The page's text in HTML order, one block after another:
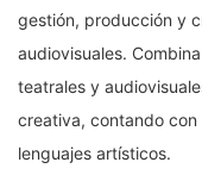
gestión, producción y
audiovisuales.
teatrales y
creativa, contando
lenguajes artísticos.